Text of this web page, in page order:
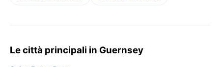
Le città principali in Guernsey